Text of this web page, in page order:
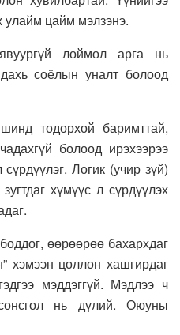
улайм цайм мэлзэнэ.
лоймол арга нь
соёлын уналт болоод
тодорхой баримттай,
болоод ирэхээрээ
Логик (учир зүй)
хүмүүс л сүрдүүлэх
өөрөөрөө бахархдаг
хэмээн цоллон хашгирдаг
мэддэггүй. Мэдлээ ч
сонсгол нь дүлий. Оюуны